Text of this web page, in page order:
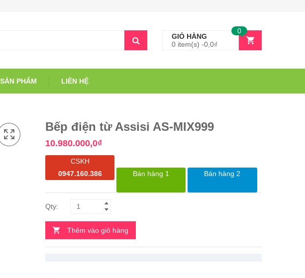
GIỎ HÀNG
0 item(s) -0,0₫
0
SẢN PHẨM LIÊN HỆ
Bếp điện từ Assisi AS-MIX999
10.980.000,0₫
CSKH
0947.160.386
Bán hàng 1 Bán hàng 2
Thêm vào giỏ hàng